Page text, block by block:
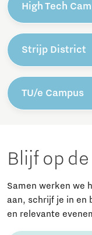
High Tech
Strijp District
TU/e Campus
Blijf op
Samen werken we
aan, schrijf je in en
en relevante